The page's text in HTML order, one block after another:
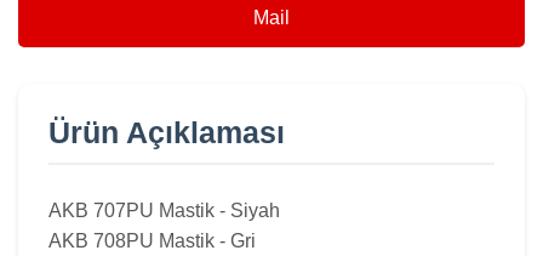
Mail
Ürün Açıklaması
AKB 707PU Mastik - Siyah
AKB 708PU Mastik - Gri